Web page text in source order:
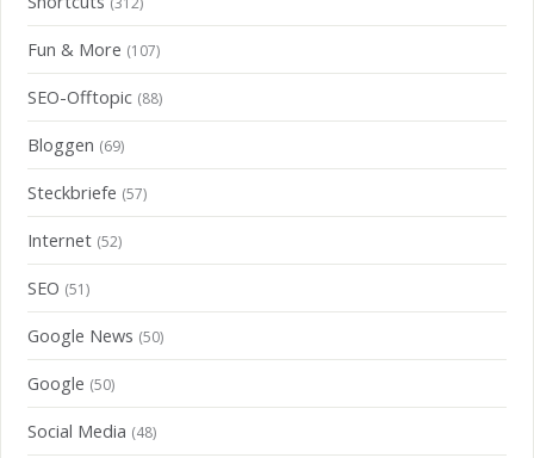
Fun & More (107)
SEO-Offtopic (88)
Bloggen (69)
Steckbriefe (57)
Internet (52)
SEO (51)
Google News (50)
Google (50)
Social Media (48)